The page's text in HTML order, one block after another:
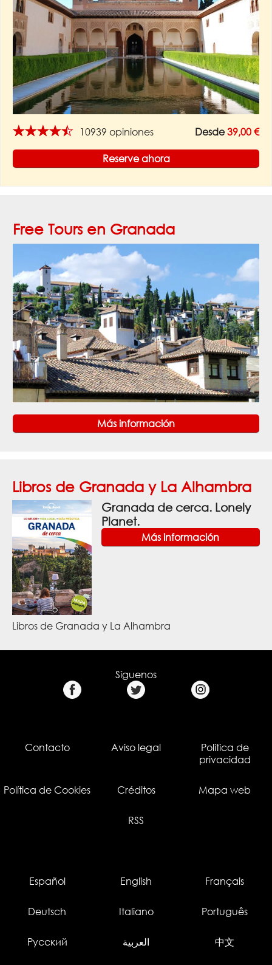
★★★★★ 10939 opiniones Desde39,00 €
Reserve ahora
Free Tours en Granada
Más información
Libros de Granada y La Alhambra
Granada de cerca. Lonely
Planet.
Más información
Libros de Granada y La Alhambra
Síguenos
Contacto Aviso legal
Política de
privacidad
Política de Cookies Créditos Mapa web
RSS
Español English Français
Deutsch Italiano Português
Русский العربية 中文